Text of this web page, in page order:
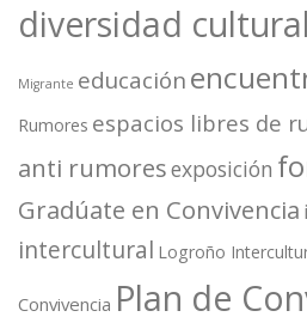
diversidad cultural
Migrante educación
Rumores espacios libres de
anti rumoresexposición
Gradúate en Convivencia
intercultural Logroño
Convivencia Plan de